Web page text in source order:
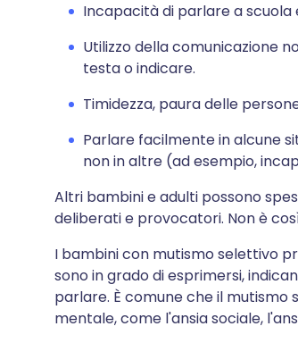
Incapacità di parlare a scuola
Utilizzo della comunicazione
testa o indicare.
Timidezza, paura delle
Parlare facilmente in alcune
non in altre (ad esempio,
Altri bambini e adulti possono
deliberati e provocatori. Non è
I bambini con mutismo selettivo
sono in grado di esprimersi,
parlare. È comune che il
mentale, come l'ansia sociale,